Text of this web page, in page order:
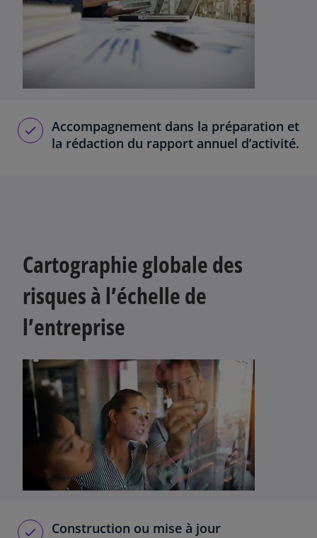
Accompagnement dans la préparation et
la rédaction du rapport annuel d’activité.
Cartographie globale des
risques à l’échelle de
l’entreprise
Construction ou mise à jour